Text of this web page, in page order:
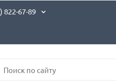
822-67-89